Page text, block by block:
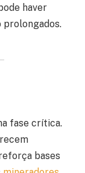
haver
prolongados.
fase crítica.
bases